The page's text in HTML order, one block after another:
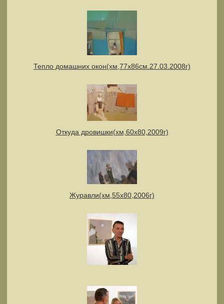
Тепло домашних окон(хм,77х86см.27.03.2008г)
Откуда дровишки(хм,60х80,2009г)
Журавли(хм,55х80,2006г)